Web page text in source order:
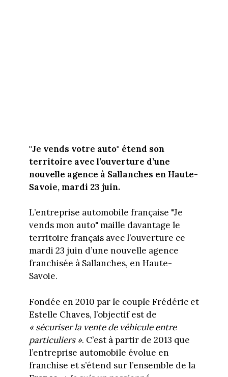
"Je vends votre auto" étend son
territoire avec l’ouverture d’une
nouvelle agence à Sallanches en Haute-
Savoie, mardi 23 juin.
L’entreprise automobile française "Je
vends mon auto" maille davantage le
territoire français avec l’ouverture ce
mardi 23 juin d’une nouvelle agence
franchisée à Sallanches, en Haute-
Savoie.
Fondée en 2010 par le couple Frédéric et
Estelle Chaves, l’objectif est de
« sécuriser la vente de véhicule entre
particuliers ». C’est à partir de 2013 que
l’entreprise automobile évolue en
franchise et s’étend sur l’ensemble de la